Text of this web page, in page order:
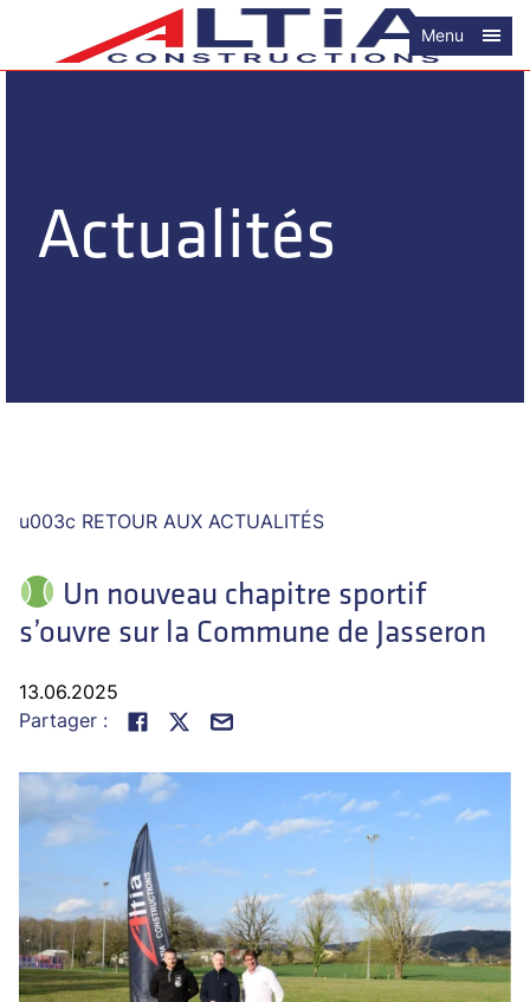
Menu
Actualités
u003c RETOUR AUX ACTUALITÉS
Un nouveau chapitre sportif
s’ouvre sur la Commune de Jasseron
13.06.2025
Partager :